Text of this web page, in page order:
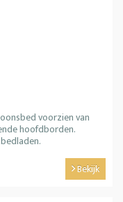
voorzien van
hoofdborden.
Bekijk